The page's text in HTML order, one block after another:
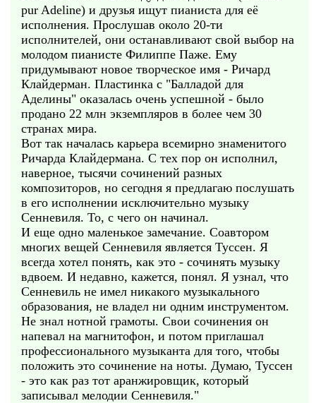
pur Adeline) и друзья ищут пианиста для её
исполнения. Прослушав около 20-ти
исполнителей, они останавливают свой выбор на
молодом пианисте Филиппе Паже. Ему
придумывают новое творческое имя - Ричард
Клайдерман. Пластинка с "Балладой для
Аделины" оказалась очень успешной - было
продано 22 млн экземпляров в более чем 30
странах мира.
Вот так началась карьера всемирно знаменитого
Ричарда Клайдермана. С тех пор он исполнил,
наверное, тысячи сочинений разных
композиторов, но сегодня я предлагаю послушать
в его исполнении исключительно музыку
Сенневиля. То, с чего он начинал.
И еще одно маленькое замечание. Соавтором
многих вещей Сенневиля является Туссен. Я
всегда хотел понять, как это - сочинять музыку
вдвоем. И недавно, кажется, понял. Я узнал, что
Сенневиль не имел никакого музыкального
образования, не владел ни одним инструментом.
Не знал нотной грамоты. Свои сочинения он
напевал на магнитофон, и потом приглашал
профессионального музыканта для того, чтобы
положить это сочинение на ноты. Думаю, Туссен
- это как раз тот аранжировщик, который
записывал мелодии Сенневиля."